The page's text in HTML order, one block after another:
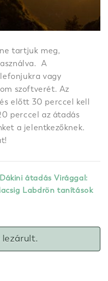
tartjuk meg,
A
vagy
szoftverét. Az
előtt 30 perccel kell
perccel az átadás
a jelentkezőknek.
Dákini átadás Virággal:
Labdrön tanítások